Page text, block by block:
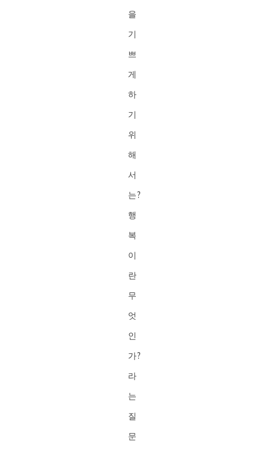
을
기
쁘
게
하
기
위
해
서
는?
행
복
이
란
무
엇
인
가?
라
는
질
문